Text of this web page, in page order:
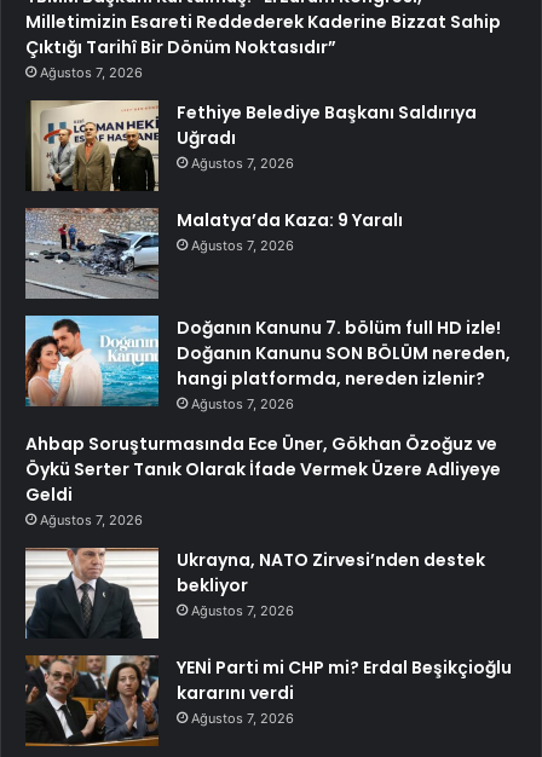
Milletimizin Esareti Reddederek Kaderine Bizzat Sahip
Çıktığı Tarihî Bir Dönüm Noktasıdır”
Ağustos 7, 2026
Fethiye Belediye Başkanı Saldırıya
Uğradı
Ağustos 7, 2026
Malatya’da Kaza: 9 Yaralı
Ağustos 7, 2026
Doğanın Kanunu 7. bölüm full HD izle!
Doğanın Kanunu SON BÖLÜM nereden,
hangi platformda, nereden izlenir?
Ağustos 7, 2026
Ahbap Soruşturmasında Ece Üner, Gökhan Özoğuz ve
Öykü Serter Tanık Olarak İfade Vermek Üzere Adliyeye
Geldi
Ağustos 7, 2026
Ukrayna, NATO Zirvesi’nden destek
bekliyor
Ağustos 7, 2026
YENİ Parti mi CHP mi? Erdal Beşikçioğlu
kararını verdi
Ağustos 7, 2026